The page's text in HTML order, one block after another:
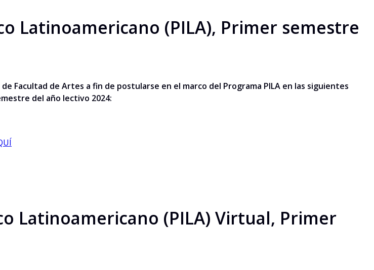
Latinoamericano (PILA), Primer semestre
Facultad de Artes a fin de postularse en el marco del Programa PILA en las siguientes
del año lectivo 2024:
Latinoamericano (PILA) Virtual, Primer